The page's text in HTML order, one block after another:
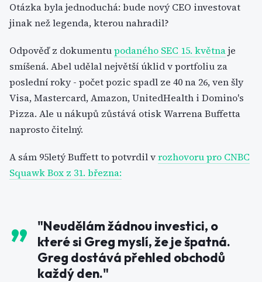
Otázka byla jednoduchá: bude nový CEO investovat
jinak než legenda, kterou nahradil?
Odpověď z dokumentupodaného SEC 15. květnaje
smíšená. Abel udělal největší úklid v portfoliu za
poslední roky - počet pozic spadl ze 40 na 26, ven šly
Visa, Mastercard, Amazon, UnitedHealth i Domino's
Pizza. Ale u nákupů zůstává otisk Warrena Buffetta
naprosto čitelný.
A sám 95letý Buffett to potvrdil vrozhovoru pro CNBC
Squawk Box z 31. března:
"Neudělám žádnou investici, o
které si Greg myslí, že je špatná.
Greg dostává přehled obchodů
každý den."